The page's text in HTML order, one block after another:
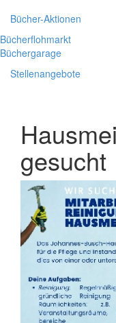
Bücher-Aktionen
Bücherflohmarkt
Büchergarage
Stellenangebote
gesucht